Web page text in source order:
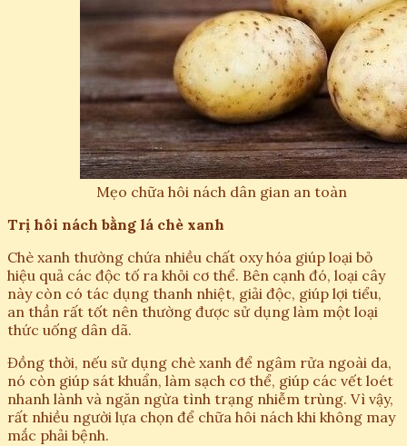
Mẹo chữa hôi nách dân gian an toàn
Trị hôi nách bằng lá chè xanh
Chè xanh thường chứa nhiều chất oxy hóa giúp loại bỏ
hiệu quả các độc tố ra khỏi cơ thể. Bên cạnh đó, loại cây
này còn có tác dụng thanh nhiệt, giải độc, giúp lợi tiểu,
an thần rất tốt nên thường được sử dụng làm một loại
thức uống dân dã.
Đồng thời, nếu sử dụng chè xanh để ngâm rửa ngoài da,
nó còn giúp sát khuẩn, làm sạch cơ thể, giúp các vết loét
nhanh lành và ngăn ngừa tình trạng nhiễm trùng. Vì vậy,
rất nhiều người lựa chọn để chữa hôi nách khi không may
mắc phải bệnh.